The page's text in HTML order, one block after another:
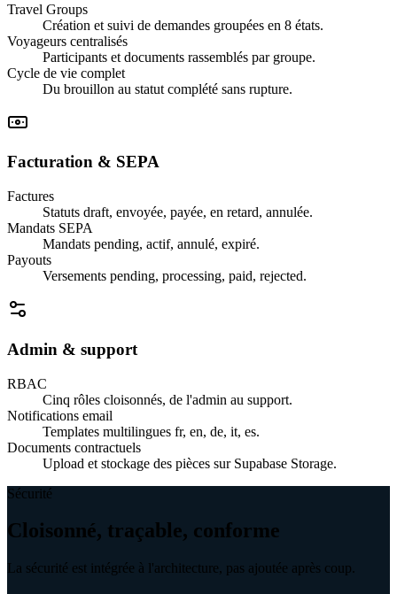
Travel Groups
Création et suivi de demandes groupées en 8 états.
Voyageurs centralisés
Participants et documents rassemblés par groupe.
Cycle de vie complet
Du brouillon au statut complété sans rupture.
Facturation & SEPA
Factures
Statuts draft, envoyée, payée, en retard, annulée.
Mandats SEPA
Mandats pending, actif, annulé, expiré.
Payouts
Versements pending, processing, paid, rejected.
Admin & support
RBAC
Cinq rôles cloisonnés, de l'admin au support.
Notifications email
Templates multilingues fr, en, de, it, es.
Documents contractuels
Upload et stockage des pièces sur Supabase Storage.
Sécurité
Cloisonné, traçable, conforme
La sécurité est intégrée à l'architecture, pas ajoutée après coup.